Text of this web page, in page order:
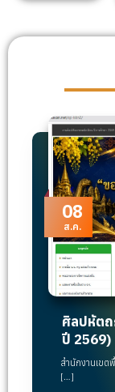
08
ส.ค.
ศิลปหัตถ
ปี 2569)
สำนักงานเขต
[…]